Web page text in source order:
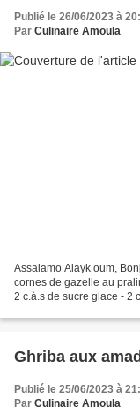
Publié le 26/06/2023 à
Par Culinaire Amoula
Assalamo Alayk oum,
cornes de gazelle au
2 c.à.s de sucre glace - 2
Ghriba aux
Publié le 25/06/2023 à
Par Culinaire Amoula